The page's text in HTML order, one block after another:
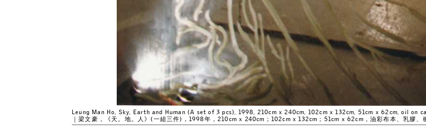
Leung Man Ho, Sky, Earth and Human (A set of 3 pcs), 1998, 210cm x 240cm, 102cm x 132cm, 51cm x 62cm, oil on
｜梁文豪，《天。地。人》(一組三件)，1998年，210cm x 240cm；102cm x 132cm；51cm x 62cm，油彩布本、乳膠